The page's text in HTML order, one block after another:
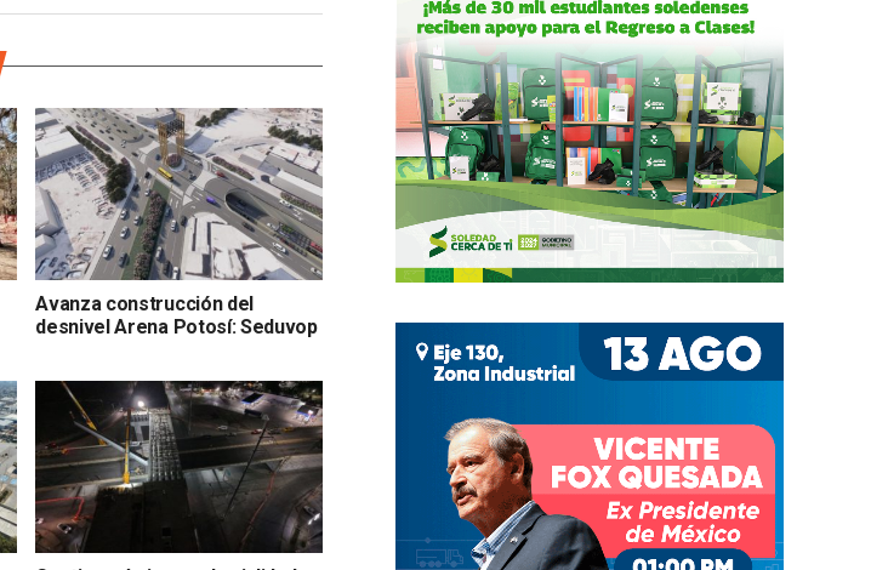
Avanza construcción del
desnivel Arena Potosí: Seduvop